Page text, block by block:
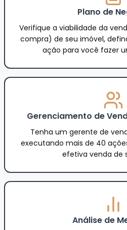
Plano de
Verifique a viabilidade da
compra) de seu imóvel,
ação para você fazer
Gerenciamento de
Tenha um gerente de
executando mais de 40
efetiva venda de
Análise de